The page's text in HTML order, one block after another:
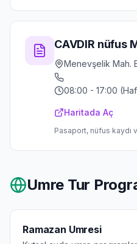
CAVDIR nüfus
Menevşelik Mah.
08:00 - 17:00
Haritada Aç
Pasaport, nüfus kaydı
Umre Tur
Ramazan Umresi